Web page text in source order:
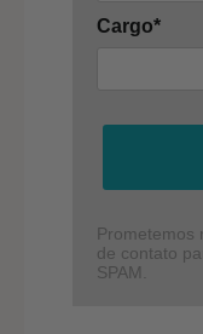
Cargo*
Prometemos
de contato
SPAM.